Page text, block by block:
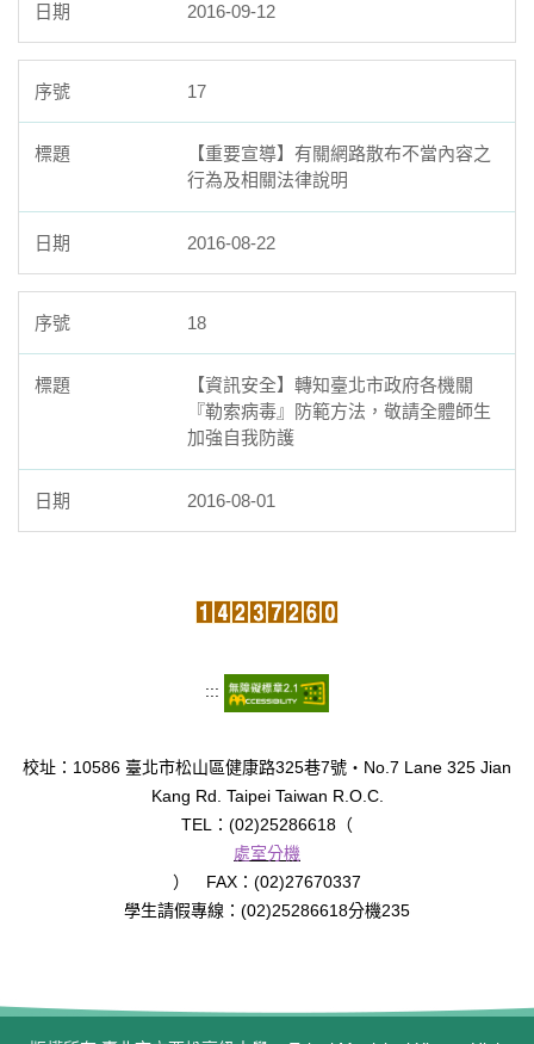
2016-09-12
17
【重要宣導】有關網路散布不當內容之
行為及相關法律說明
2016-08-22
18
【資訊安全】轉知臺北市政府各機關
『勒索病毒』防範方法，敬請全體師生
加強自我防護
2016-08-01
:::
校址：10586 臺北市松山區健康路325巷7號‧No.7 Lane 325 Jian
Kang Rd. Taipei Taiwan R.O.C.
TEL：(02)25286618（
處室分機
） FAX：(02)27670337
學生請假專線：(02)25286618分機235